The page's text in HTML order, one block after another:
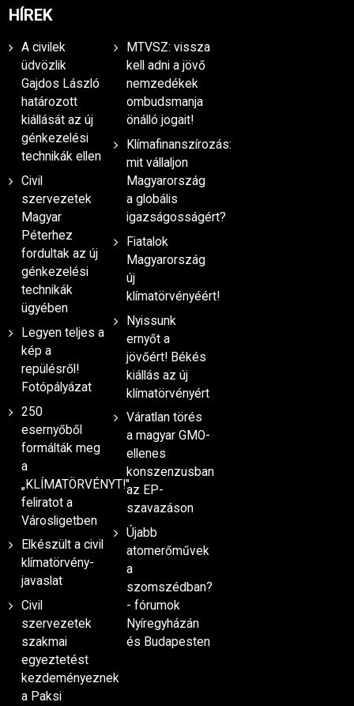
HÍREK
A civilek
üdvözlik
Gajdos László
határozott
kiállását az új
génkezelési
technikák ellen
Civil
szervezetek
Magyar
Péterhez
fordultak az új
génkezelési
technikák
ügyében
Legyen teljes a
kép a
repülésről!
Fotópályázat
250
esernyőből
formálták meg
a
„KLÍMATÖRVÉNYT!"
feliratot a
Városligetben
Elkészült a civil
klímatörvény-
javaslat
Civil
szervezetek
szakmai
egyeztetést
kezdeményeznek
a Paksi
MTVSZ: vissza
kell adni a jövő
nemzedékek
ombudsmanja
önálló jogait!
Klímafinanszírozás:
mit vállaljon
Magyarország
a globális
igazságosságért?
Fiatalok
Magyarország
új
klímatörvényéért!
Nyissunk
ernyőt a
jövőért! Békés
kiállás az új
klímatörvényért
Váratlan törés
a magyar GMO-
ellenes
konszenzusban
az EP-
szavazáson
Újabb
atomerőművek
a
szomszédban?
- fórumok
Nyíregyházán
és Budapesten